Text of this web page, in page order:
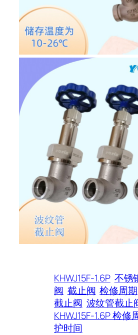
KHWJ15F-1.6P 不锈
阀 截止阀 检修周期
截止阀 波纹管截止
KHWJ15F-1.6P 检修
护时间